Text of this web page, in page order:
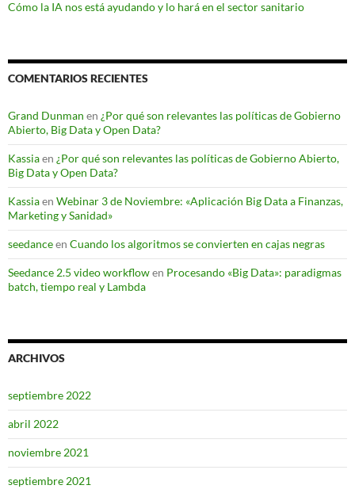
Cómo la IA nos está ayudando y lo hará en el sector sanitario
COMENTARIOS RECIENTES
Grand Dunman en ¿Por qué son relevantes las políticas de Gobierno
Abierto, Big Data y Open Data?
Kassiaen ¿Por qué son relevantes las políticas de Gobierno Abierto,
Big Data y Open Data?
Kassiaen Webinar 3 de Noviembre: «Aplicación Big Data a Finanzas,
Marketing y Sanidad»
seedanceen Cuando los algoritmos se convierten en cajas negras
Seedance 2.5 video workflowen Procesando «Big Data»: paradigmas
batch, tiempo real y Lambda
ARCHIVOS
septiembre 2022
abril 2022
noviembre 2021
septiembre 2021